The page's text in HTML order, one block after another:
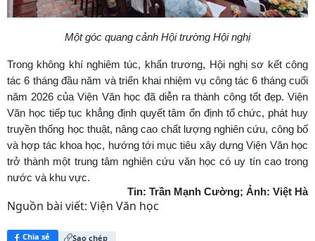
Một góc quang cảnh Hội trường Hội nghị
Trong không khí nghiêm túc, khẩn trương, Hội nghị sơ kết công
tác 6 tháng đầu năm và triển khai nhiệm vụ công tác 6 tháng cuối
năm 2026 của Viện Văn học đã diễn ra thành công tốt đẹp. Viện
Văn học tiếp tục khẳng định quyết tâm ổn định tổ chức, phát huy
truyền thống học thuật, nâng cao chất lượng nghiên cứu, công bố
và hợp tác khoa học, hướng tới mục tiêu xây dựng Viện Văn học
trở thành một trung tâm nghiên cứu văn học có uy tín cao trong
nước và khu vực.
Tin: Trần Mạnh Cường; Ảnh: Việt Hà
Nguồn bài viết: Viện Văn học
Chia sẻ Sao chép